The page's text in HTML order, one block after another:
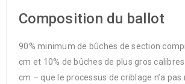
Composition du ballot
90% minimum de bûches de section
cm et 10% de bûches de plus gros
cm – que le processus de criblage n’a pas